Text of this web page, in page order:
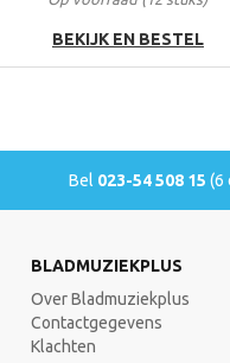
BEKIJK EN BESTEL
Bel 023-54 508 15 (6
BLADMUZIEKPLUS
Over Bladmuziekplus
Contactgegevens
Klachten